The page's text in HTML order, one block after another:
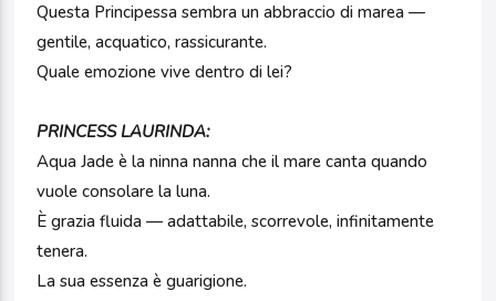
Questa Principessa sembra un abbraccio di marea —
gentile, acquatico, rassicurante.
Quale emozione vive dentro di lei?
PRINCESS LAURINDA:
Aqua Jade è la ninna nanna che il mare canta quando
vuole consolare la luna.
È grazia fluida — adattabile, scorrevole, infinitamente
tenera.
La sua essenza è guarigione.